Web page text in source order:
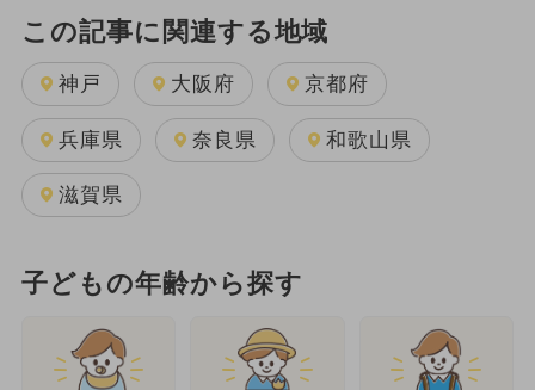
この記事に関連する地域
神戸 大阪府 京都府
兵庫県 奈良県 和歌山県
滋賀県
子どもの年齢から探す